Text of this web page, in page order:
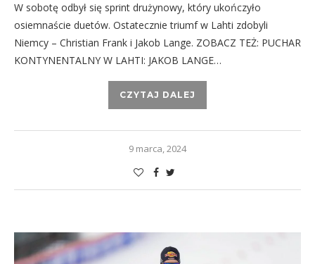
W sobotę odbył się sprint drużynowy, który ukończyło
osiemnaście duetów. Ostatecznie triumf w Lahti zdobyli
Niemcy – Christian Frank i Jakob Lange. ZOBACZ TEŻ: PUCHAR
KONTYNENTALNY W LAHTI: JAKOB LANGE…
CZYTAJ DALEJ
9 marca, 2024